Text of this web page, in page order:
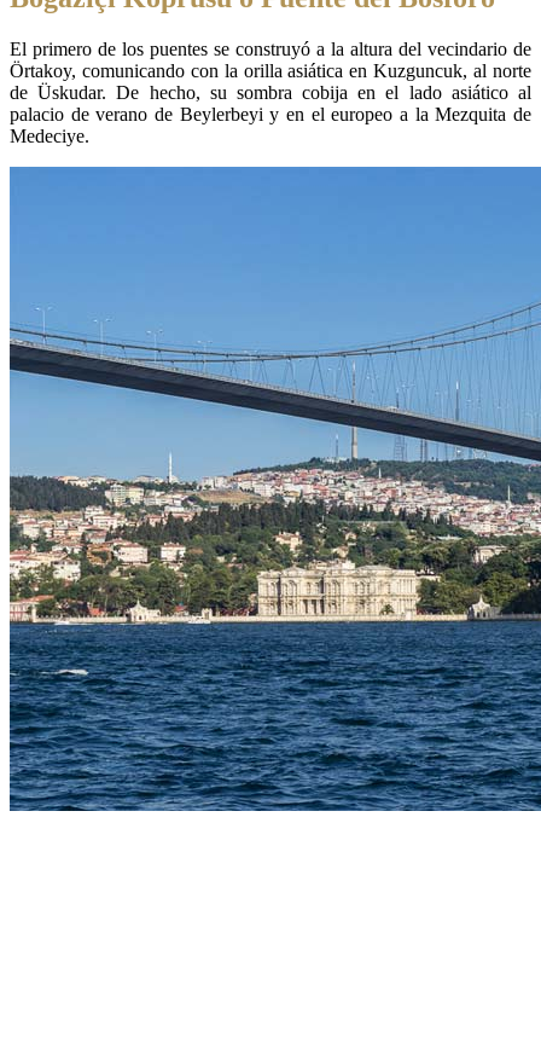
El primero de los puentes se construyó a la altura del vecindario de
Örtakoy, comunicando con la orilla asiática en Kuzguncuk, al norte
de Üskudar. De hecho, su sombra cobija en el lado asiático al
palacio de verano de Beylerbeyi y en el europeo a la Mezquita de
Medeciye.